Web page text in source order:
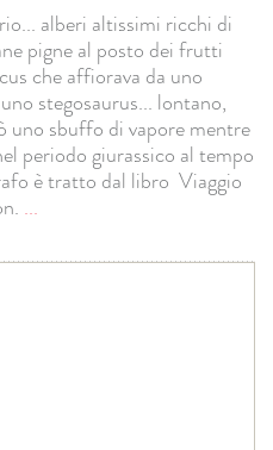
alberi altissimi ricchi di
pigne al posto dei frutti
che affiorava da uno
stegosaurus... lontano,
uno sbuffo di vapore mentre
periodo giurassico al tempo
è tratto dal libro Viaggio
...